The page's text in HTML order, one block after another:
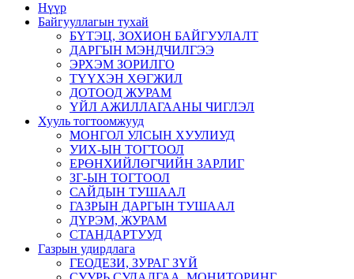
Нүүр
Байгууллагын тухай
БҮТЭЦ, ЗОХИОН БАЙГУУЛАЛТ
ДАРГЫН МЭНДЧИЛГЭЭ
ЭРХЭМ ЗОРИЛГО
ТҮҮХЭН ХӨГЖИЛ
ДОТООД ЖУРАМ
ҮЙЛ АЖИЛЛАГААНЫ ЧИГЛЭЛ
Хууль тогтоомжууд
МОНГОЛ УЛСЫН ХУУЛИУД
УИХ-ЫН ТОГТООЛ
ЕРӨНХИЙЛӨГЧИЙН ЗАРЛИГ
ЗГ-ЫН ТОГТООЛ
САЙДЫН ТУШААЛ
ГАЗРЫН ДАРГЫН ТУШААЛ
ДҮРЭМ, ЖУРАМ
СТАНДАРТУУД
Газрын удирдлага
ГЕОДЕЗИ, ЗУРАГ ЗҮЙ